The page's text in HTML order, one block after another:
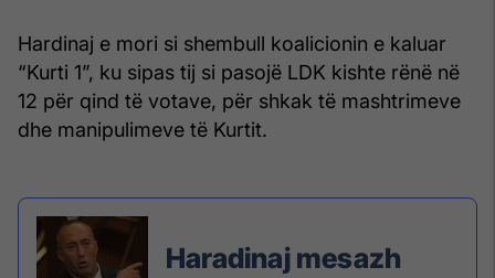
Hardinaj e mori si shembull koalicionin e kaluar
“Kurti 1”, ku sipas tij si pasojë LDK kishte rënë në
12 për qind të votave, për shkak të mashtrimeve
dhe manipulimeve të Kurtit.
Haradinaj mesazh